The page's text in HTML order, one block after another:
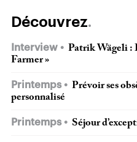
Découvrez
Interview
Patrik Wägeli :
Farmer »
Printemps
Prévoir ses
personnalisé
Printemps Séjour